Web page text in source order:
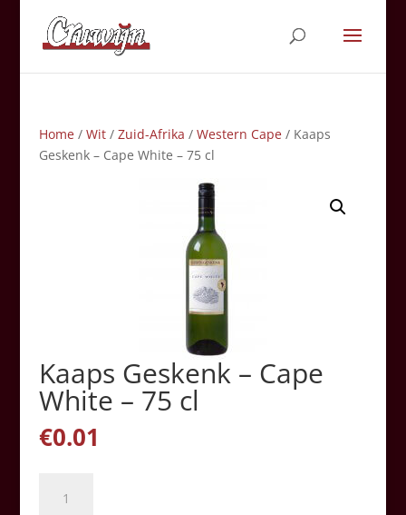
Home/ Wit/ Zuid-Afrika / Western Cape/ Kaaps
Geskenk – Cape White – 75 cl
Kaaps Geskenk – Cape
White – 75 cl
€0.01
Geskenk